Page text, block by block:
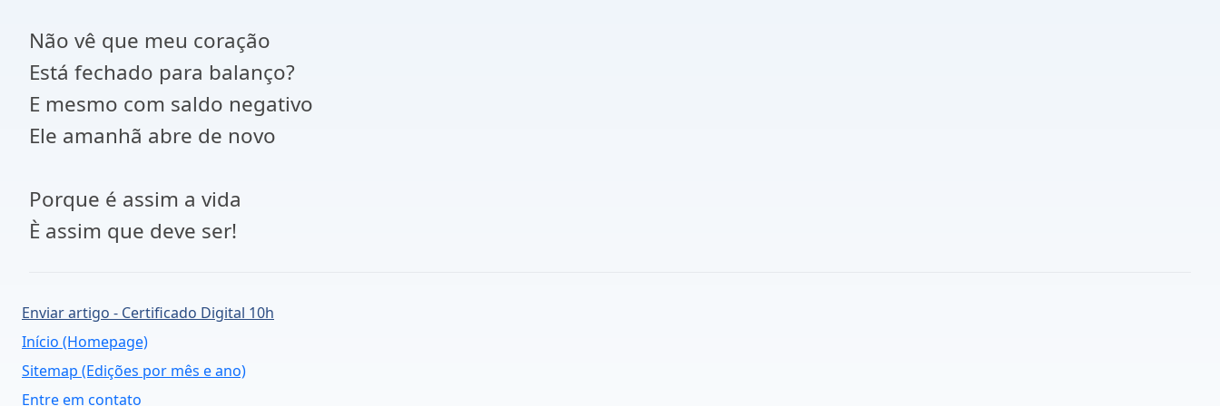
Não vê que meu coração
Está fechado para balanço?
E mesmo com saldo negativo
Ele amanhã abre de novo
Porque é assim a vida
È assim que deve ser!
Enviar artigo - Certificado Digital 10h
Início (Homepage)
Sitemap (Edições por mês e ano)
Entre em contato